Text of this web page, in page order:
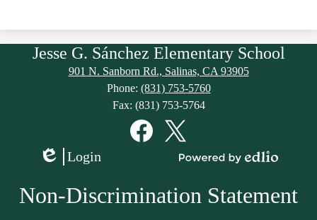
Jesse G. Sánchez Elementary School
901 N. Sanborn Rd., Salinas, CA 93905
Phone: (831) 753-5760
Fax: (831) 753-5764
FacebookTwitter
Edlio
Login
Edlio
Non-Discrimination Statement